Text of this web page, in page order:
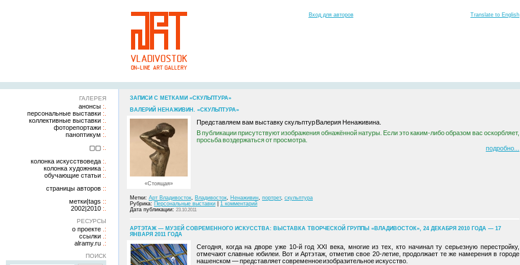
Вход для авторов Translate to English
ГАЛЕРЕЯ
анонсы
персональные выставки
коллективные выставки
фоторепортажи
паноптикум
▢▢
колонка искусствоведа
колонка художника
обучающие статьи
страницы авторов
метки|tags
2002|2010
РЕСУРСЫ
о проекте
ссылки
alramy.ru
ПОИСК
ЗАПИСИ С МЕТКАМИ «СКУЛЬПТУРА»
ВАЛЕРИЙ НЕНАЖИВИН. «СКУЛЬПТУРА»
«Стоящая»
Представляем вам выставку скульптур Валерия Ненаживина.
В публикации присутствуют изображения обнажённой натуры. Если это каким-либо образом вас оскорбляет,
просьба воздержаться от просмотра.
подробно
Метки: Арт Владивосток, Владивосток, Ненаживин, портрет, скульптура
Рубрика: Персональные выставки
1 комментарий
Дата публикации: 23.10.2011
АРТЭТАЖ — МУЗЕЙ СОВРЕМЕННОГО ИСКУССТВА: ВЫСТАВКА ТВОРЧЕСКОЙ ГРУППЫ «ВЛАДИВОСТОК», 24 ДЕКАБРЯ 2010 ГОДА — 17
ЯНВАРЯ 2011 ГОДА
Сегодня, когда на дворе уже 10-й год XXI века, многие из тех, кто начинал ту серьезную перестройку,
отмечают славные юбилеи. Вот и Артэтаж, отметив свое 20-летие, продолжает те же намерения в городе
нашенском — представляет современное изобразительное искусство.